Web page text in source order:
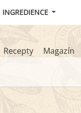
INGREDIENCE
Recepty Magazín